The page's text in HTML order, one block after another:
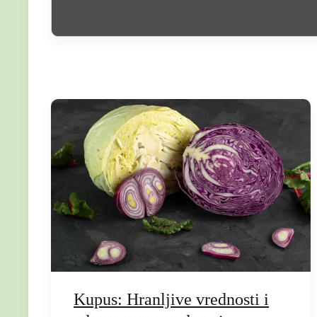
C
o
n
t
n
Kupus: Hranljive vrednosti i